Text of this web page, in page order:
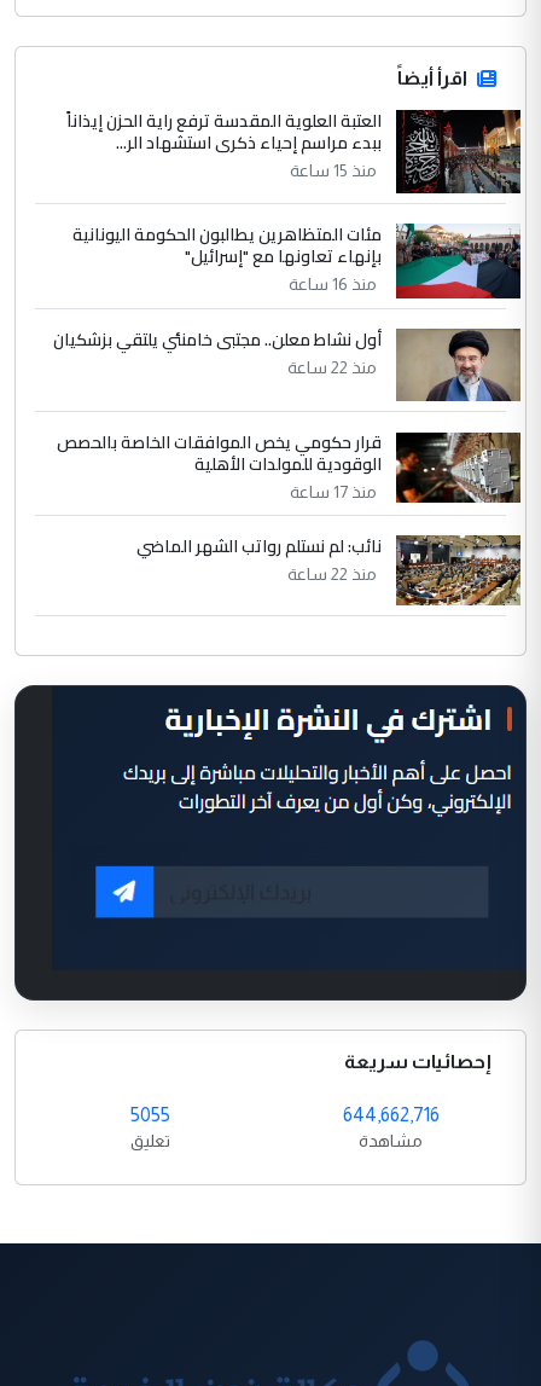
اقرأ أيضاً
العتبة العلوية المقدسة ترفع راية الحزن إيذاناً
ببدء مراسم إحياء ذكرى استشهاد الر...
منذ 15 ساعة
مئات المتظاهرين يطالبون الحكومة اليونانية
بإنهاء تعاونها مع "إسرائيل"
منذ 16 ساعة
أول نشاط معلن.. مجتبى خامنئي يلتقي بزشكيان
منذ 22 ساعة
قرار حكومي يخص الموافقات الخاصة بالحصص
الوقودية للمولدات الأهلية
منذ 17 ساعة
نائب: لم نستلم رواتب الشهر الماضي
منذ 22 ساعة
إحصائيات سريعة
644,662,716
مشاهدة
5055
تعليق